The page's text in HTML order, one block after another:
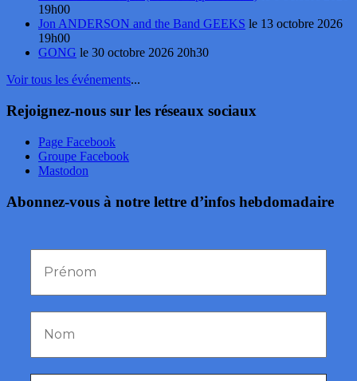
19h00
Jon ANDERSON and the Band GEEKS le 13 octobre 2026
19h00
GONG le 30 octobre 2026 20h30
Voir tous les événements...
Rejoignez-nous sur les réseaux sociaux
Page Facebook
Groupe Facebook
Mastodon
Abonnez-vous à notre lettre d’infos hebdomadaire